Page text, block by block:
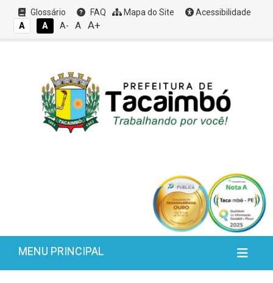
Glossário FAQ Mapa do Site
Acessibilidade
A
A A- A A+
MENU PRINCIPAL